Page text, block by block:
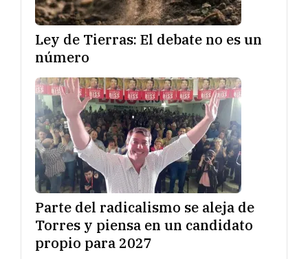
Ley de Tierras: El debate no es un
número
Parte del radicalismo se aleja de
Torres y piensa en un candidato
propio para 2027